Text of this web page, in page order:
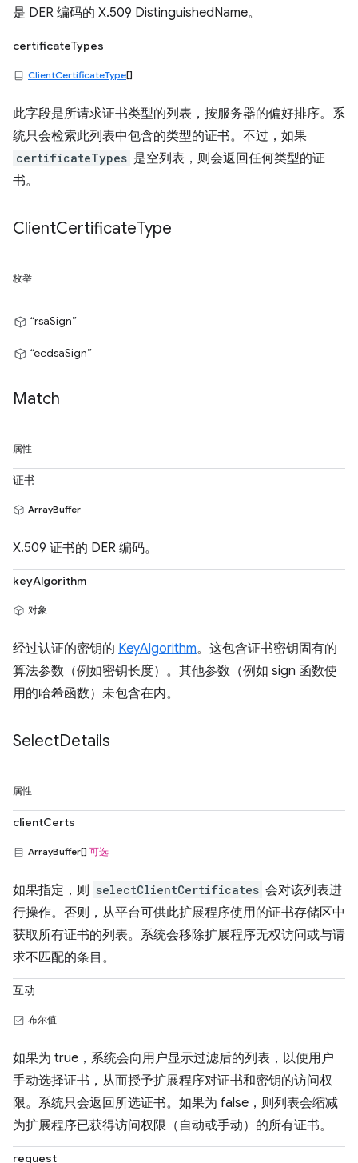
是 DER 编码的 X.509 DistinguishedName。
certificateTypes
ClientCertificateType[]
此字段是所请求证书类型的列表，按服务器的偏好排序。系
统只会检索此列表中包含的类型的证书。不过，如果
certificateTypes 是空列表，则会返回任何类型的证
书。
ClientCertificateType
枚举
“rsaSign”
“ecdsaSign”
Match
属性
证书
ArrayBuffer
X.509 证书的 DER 编码。
keyAlgorithm
对象
经过认证的密钥的 KeyAlgorithm。这包含证书密钥固有的
算法参数（例如密钥长度）。其他参数（例如 sign 函数使
用的哈希函数）未包含在内。
SelectDetails
属性
clientCerts
ArrayBuffer[] 可选
如果指定，则 selectClientCertificates 会对该列表进
行操作。否则，从平台可供此扩展程序使用的证书存储区中
获取所有证书的列表。系统会移除扩展程序无权访问或与请
求不匹配的条目。
互动
布尔值
如果为 true，系统会向用户显示过滤后的列表，以便用户
手动选择证书，从而授予扩展程序对证书和密钥的访问权
限。系统只会返回所选证书。如果为 false，则列表会缩减
为扩展程序已获得访问权限（自动或手动）的所有证书。
request